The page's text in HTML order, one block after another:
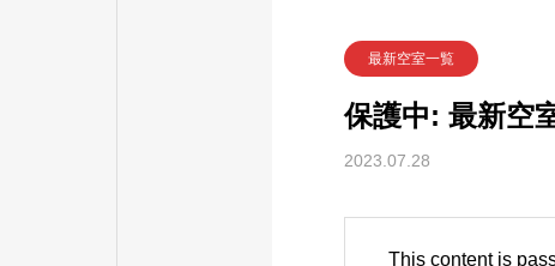
募集要項
分譲マンシ
最新空室一覧
保護中: 最新空
2023.07.28
This content is